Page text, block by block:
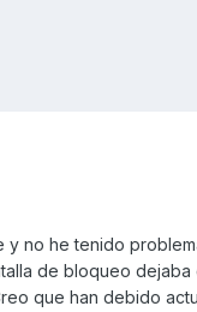
no he tenido
de bloqueo dejaba
que han debido